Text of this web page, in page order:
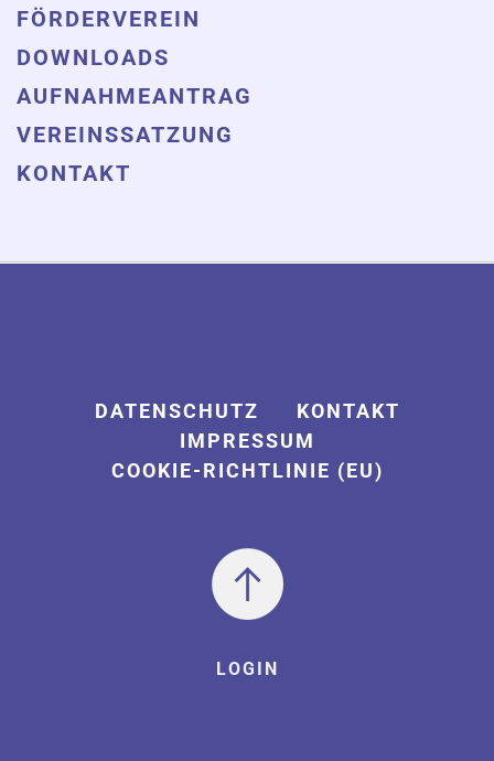
FÖRDERVEREIN
DOWNLOADS
AUFNAHMEANTRAG
VEREINSSATZUNG
KONTAKT
DATENSCHUTZ
KONTAKT
IMPRESSUM
COOKIE-RICHTLINIE (EU)
LOGIN